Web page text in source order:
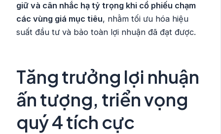
giữ và cân nhắc hạ tỷ trọng khi cổ phiếu chạm
các vùng giá mục tiêu, nhằm tối ưu hóa hiệu
suất đầu tư và bảo toàn lợi nhuận đã đạt được.
Tăng trưởng lợi nhuận
ấn tượng, triển vọng
quý 4 tích cực